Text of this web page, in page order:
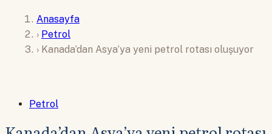
Anasayfa
› Petrol
› Kanada’dan Asya’ya yeni petrol rotası oluşuyor
Petrol